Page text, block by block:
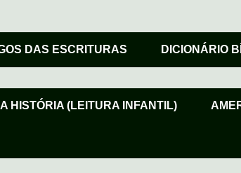
DAS ESCRITURAS DICIONÁRIO
HISTÓRIA (LEITURA INFANTIL)